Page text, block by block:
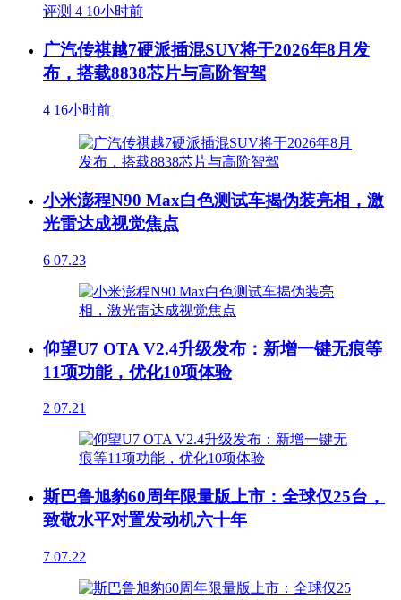
评测 4 10小时前
广汽传祺越7硬派插混SUV将于2026年8月发
布，搭载8838芯片与高阶智驾
4 16小时前
小米澎程N90 Max白色测试车揭伪装亮相，激
光雷达成视觉焦点
6 07.23
仰望U7 OTA V2.4升级发布：新增一键无痕等
11项功能，优化10项体验
2 07.21
斯巴鲁旭豹60周年限量版上市：全球仅25台，
致敬水平对置发动机六十年
7 07.22